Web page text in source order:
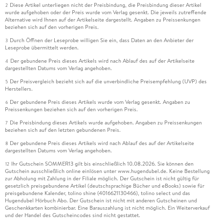
2 Diese Artikel unterliegen nicht der Preisbindung, die Preisbindung dieser Artikel
wurde aufgehoben oder der Preis wurde vom Verlag gesenkt. Die jeweils zutreffende
Alternative wird Ihnen auf der Artikelseite dargestellt. Angaben zu Preissenkungen
beziehen sich auf den vorherigen Preis.
3 Durch Öffnen der Leseprobe willigen Sie ein, dass Daten an den Anbieter der
Leseprobe übermittelt werden.
4 Der gebundene Preis dieses Artikels wird nach Ablauf des auf der Artikelseite
dargestellten Datums vom Verlag angehoben.
5 Der Preisvergleich bezieht sich auf die unverbindliche Preisempfehlung (UVP) des
Herstellers.
6 Der gebundene Preis dieses Artikels wurde vom Verlag gesenkt. Angaben zu
Preissenkungen beziehen sich auf den vorherigen Preis.
7 Die Preisbindung dieses Artikels wurde aufgehoben. Angaben zu Preissenkungen
beziehen sich auf den letzten gebundenen Preis.
8 Der gebundene Preis dieses Artikels wird nach Ablauf des auf der Artikelseite
dargestellten Datums vom Verlag angehoben.
12 Ihr Gutschein SOMMER13 gilt bis einschließlich 10.08.2026. Sie können den
Gutschein ausschließlich online einlösen unter www.hugendubel.de. Keine Bestellung
zur Abholung mit Zahlung in der Filiale möglich. Der Gutschein ist nicht gültig für
gesetzlich preisgebundene Artikel (deutschsprachige Bücher und eBooks) sowie für
preisgebundene Kalender, tolino shine (4016621130466), tolino select und das
Hugendubel Hörbuch Abo. Der Gutschein ist nicht mit anderen Gutscheinen und
Geschenkkarten kombinierbar. Eine Barauszahlung ist nicht möglich. Ein Weiterverkauf
und der Handel des Gutscheincodes sind nicht gestattet.